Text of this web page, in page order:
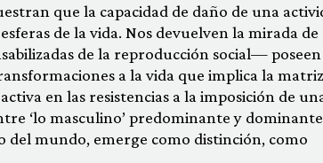
que la capacidad de daño de una
de la vida. Nos devuelven la mirada de
de la reproducción social—
a la vida que implica la matriz
en las resistencias a la imposición de
‘lo masculino’ predominante y
del mundo, emerge como distinción, como